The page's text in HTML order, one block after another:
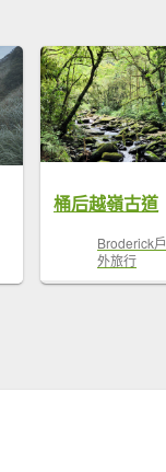
桶后越嶺古道
Broderick戶
外旅行